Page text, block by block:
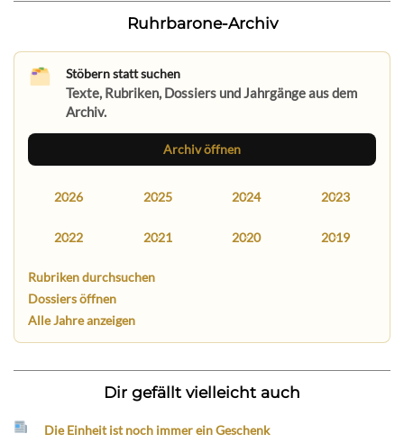
Ruhrbarone-Archiv
Stöbern statt suchen
Texte, Rubriken, Dossiers und Jahrgänge aus dem
Archiv.
Archiv öffnen
2026 2025 2024 2023
2022 2021 2020 2019
Rubriken durchsuchen
Dossiers öffnen
Alle Jahre anzeigen
Dir gefällt vielleicht auch
Die Einheit ist noch immer ein Geschenk